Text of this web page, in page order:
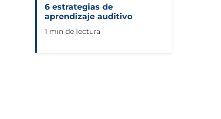
6 estrategias de
aprendizaje auditivo
1 min de lectura